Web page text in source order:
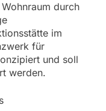
durch
im
für
und soll
werden.